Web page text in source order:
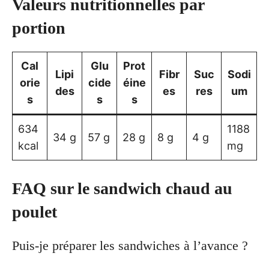
Valeurs nutritionnelles par
portion
Cal
orie
s
Lipi
des
Glu
cide
s
Prot
éine
s
Fibr
es
Suc
res
Sodi
um
634
kcal
34 g 57 g 28 g 8 g 4 g
1188
mg
FAQ sur le sandwich chaud au
poulet
Puis-je préparer les sandwiches à l’avance ?